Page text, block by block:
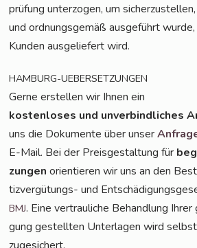
prü­fung unter­zo­gen, um
und ord­nungs­ge­mäß aus­ge­führt
Kun­den aus­ge­lie­fert wird.
HAMBURG-UEBERSETZUNGEN
Ger­ne erstel­len wir Ihnen ein
kos­ten­lo­ses und unver­bind­li­ches
uns die Doku­men­te über unser
E-Mail. Bei der Preis­ge­stal­tung für
zun­gen ori­en­tie­ren wir uns an den
tiz­ver­gü­tungs- und
BMJ. Eine ver­trau­li­che Behand­lung
gung gestell­ten Unter­la­gen wird